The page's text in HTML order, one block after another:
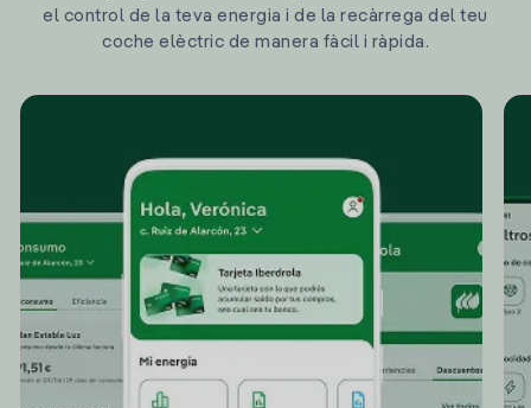
el control de la teva energia i de la recàrrega del teu
coche elèctric de manera fàcil i ràpida.